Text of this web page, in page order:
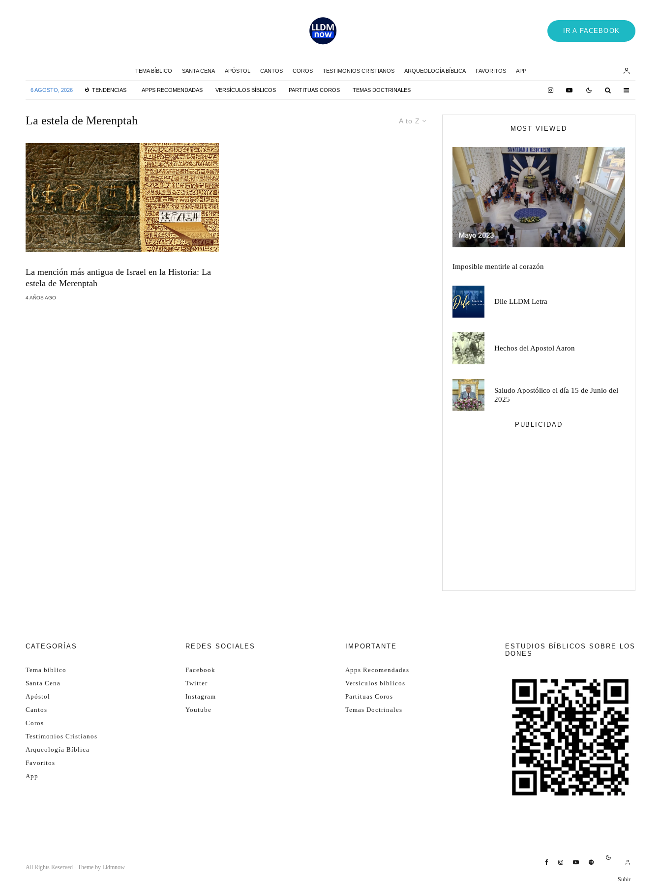
IR A FACEBOOK
TEMA BÍBLICO SANTA CENA APÓSTOL CANTOS COROS TESTIMONIOS CRISTIANOS ARQUEOLOGÍA BÍBLICA FAVORITOS APP
6 AGOSTO, 2026 TENDENCIAS APPS RECOMENDADAS VERSÍCULOS BÍBLICOS PARTITUAS COROS TEMAS DOCTRINALES
A to Z
La estela de Merenptah
La mención más antigua de Israel en la Historia: La
estela de Merenptah
4 AÑOS AGO
MOST VIEWED
Imposible mentirle al corazón
Dile LLDM Letra
Hechos del Apostol Aaron
Saludo Apostólico el día 15 de Junio del
2025
PUBLICIDAD
CATEGORÍAS
Tema bíblico
Santa Cena
Apóstol
Cantos
Coros
Testimonios Cristianos
Arqueología Bíblica
Favoritos
App
REDES SOCIALES
Facebook
Twitter
Instagram
Youtube
IMPORTANTE
Apps Recomendadas
Versículos bíblicos
Partituas Coros
Temas Doctrinales
ESTUDIOS BÍBLICOS SOBRE LOS
DONES
All Rights Reserved - Theme by Lldmnow
Subir